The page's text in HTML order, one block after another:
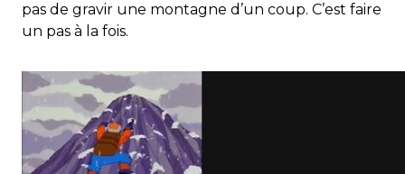
pas de gravir une montagne d’un coup. C’est faire
un pas à la fois.